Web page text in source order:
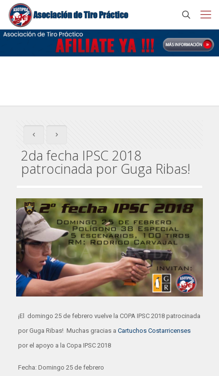
2da fecha IPSC 2018
patrocinada por Guga Ribas!
¡El domingo 25 de febrero vuelve la COPA IPSC 2018 patrocinada
por Guga Ribas! Muchas gracias a Cartuchos Costarricenses
por el apoyo a la Copa IPSC 2018
Fecha: Domingo 25 de febrero